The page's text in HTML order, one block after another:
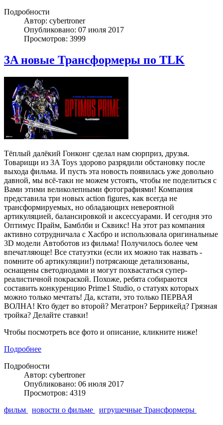
Подробности
Автор: cybertroner
Опубликовано: 07 июля 2017
Просмотров: 3999
3A новые Трансформеры по TLK
Тёплый далёкий Гонконг сделал нам сюрприз, друзья.
Товарищи из 3A Toys здорово разрядили обстановку после
выхода фильма. И пусть эта новость появилась уже довольно
давной, мы всё-таки не можем устоять, чтобы не поделиться с
Вами этими великолепными фотографиями! Компания
представила три новых action figures, как всегда не
трансформируемых, но обладающих невероятной
артикуляцией, балансировкой и аксессуарами. И сегодня это
Оптимус Прайм, Бамблби и Сквикс! На этот раз компания
активно сотрудничала с Хасбро и использовала оригинальные
3D модели Автоботов из фильма! Получилось более чем
впечатляюще! Все статуэтки (если их можно так назвать -
помните об артикуляции!) потрясающе детализованы,
оснащены светодиодами и могут похвастаться супер-
реалистичной покраской. Похоже, ребята собираются
составить конкуренцию Prime1 Studio, о статуях которых
можно только мечтать! Да, кстати, это только ПЕРВАЯ
ВОЛНА! Кто будет во второй? Мегатрон? Беррикейд? Грязная
тройка? Делайте ставки!
Чтобы посмотреть все фото и описание, кликните ниже!
Подробнее
Подробности
Автор: cybertroner
Опубликовано: 06 июля 2017
Просмотров: 4319
фильм
новости о фильме игрушечные Трансформеры